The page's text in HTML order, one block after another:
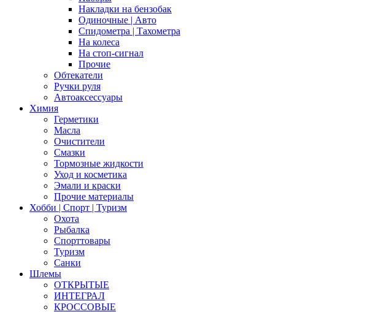
Накладки на бензобак
Одиночные | Авто
Спидометра | Тахометра
На колеса
На стоп-сигнал
Прочие
Обтекатели
Ручки руля
Автоаксессуары
Химия
Герметики
Масла
Очистители
Смазки
Тормозные жидкости
Уход и косметика
Эмали и краски
Прочие материалы
Хобби | Cпорт | Туризм
Охота
Рыбалка
Спорттовары
Туризм
Санки
Шлемы
ОТКРЫТЫЕ
ИНТЕГРАЛ
КРОССОВЫЕ